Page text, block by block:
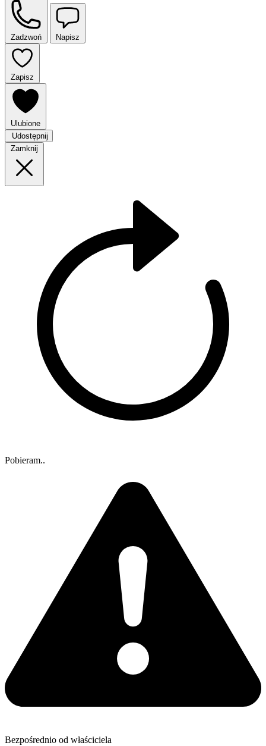
Zadzwoń Napisz
Zapisz
Ulubione
Udostępnij
Zamknij
Pobieram..
Bezpośrednio od właściciela